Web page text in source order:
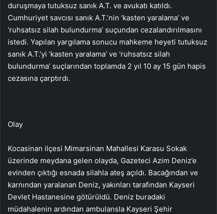
duruşmaya tutuksuz sanık A.T. ve avukatı katıldı.
Cumhuriyet savcısı sanık A.T.’nin ‘kasten yaralama’ ve
‘ruhsatsız silah bulundurma’ suçundan cezalandırılmasını
istedi. Yapılan yargılama sonucu mahkeme heyeti tutuksuz
sanık A.T.’yi ‘kasten yaralama’ ve ‘ruhsatsız silah
bulundurma’ suçlarından toplamda 2 yıl 10 ay 15 gün hapis
cezasına çarptırdı.
Olay
Kocasinan ilçesi Mimarsinan Mahallesi Karasu Sokak
üzerinde meydana gelen olayda, Gazeteci Azim Deniz’e
evinden çıktığı esnada silahla ateş açıldı. Bacağından ve
karnından yaralanan Deniz, yakınları tarafından Kayseri
Devlet Hastanesine götürüldü. Deniz buradaki
müdahalenin ardından ambulansla Kayseri Şehir